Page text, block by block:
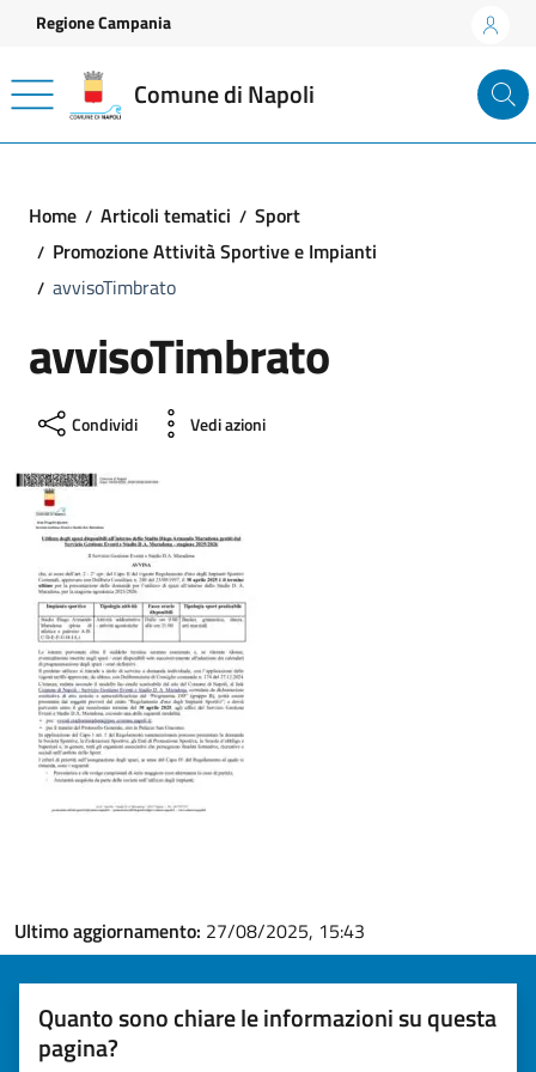
Vai ai contenuti
Vai al footer
Regione Campania
Comune di Napoli
Home Articoli tematici
Sport
Promozione Attività Sportive e Impianti
avvisoTimbrato
avvisoTimbrato
Condividi Vedi azioni
Ultimo aggiornamento: 27/08/2025, 15:43
Quanto sono chiare le informazioni su questa
pagina?